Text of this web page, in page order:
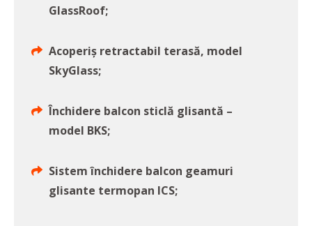
GlassRoof;
Acoperiș retractabil terasă, model
SkyGlass;
Închidere balcon sticlă glisantă –
model BKS;
Sistem închidere balcon geamuri
glisante termopan ICS;